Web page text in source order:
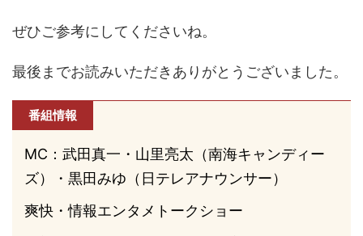
ぜひご参考にしてくださいね。
最後までお読みいただきありがとうございました。
番組情報
MC：武田真一・山里亮太（南海キャンディー
ズ）・黒田みゆ（日テレアナウンサー）
爽快・情報エンタメトークショー